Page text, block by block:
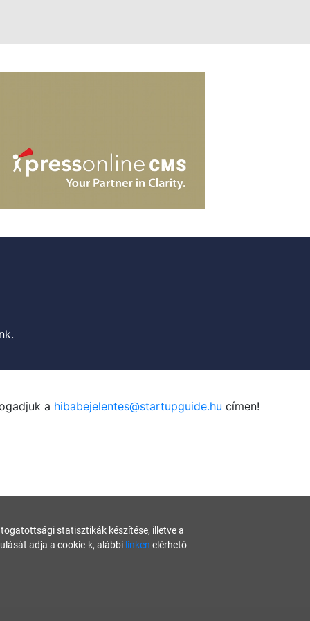
a hibabejelentes@startupguide.hu címen!
statisztikák készítése, illetve a
adja a cookie-k, alábbi linken elérhető